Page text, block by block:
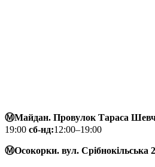
Ⓜ️Майдан. Провулок Тараса
19:00 сб-нд:12:00–19:00
Ⓜ️Осокорки. вул. Срібнокільська